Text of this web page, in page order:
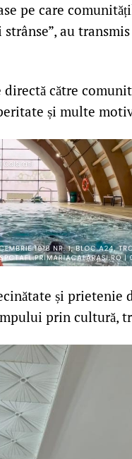
pe care
au
către
și multe
și prietenie
prin cultură,